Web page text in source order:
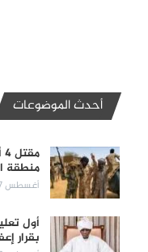
أحدث الموضوعات
منطقة
أغسطس 7, 2026
أول
بقرار